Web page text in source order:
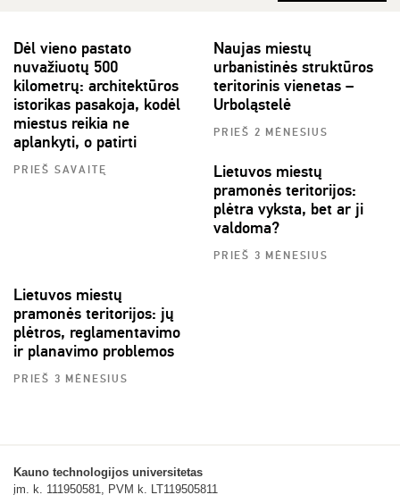
Dėl vieno pastato
nuvažiuotų 500
kilometrų: architektūros
istorikas pasakoja, kodėl
miestus reikia ne
aplankyti, o patirti
PRIEŠ SAVAITĘ
Naujas miestų
urbanistinės struktūros
teritorinis vienetas –
Urboląstelė
PRIEŠ 2 MĖNESIUS
Lietuvos miestų
pramonės teritorijos:
plėtra vyksta, bet ar ji
valdoma?
PRIEŠ 3 MĖNESIUS
Lietuvos miestų
pramonės teritorijos: jų
plėtros, reglamentavimo
ir planavimo problemos
PRIEŠ 3 MĖNESIUS
Kauno technologijos universitetas
įm. k. 111950581, PVM k. LT119505811